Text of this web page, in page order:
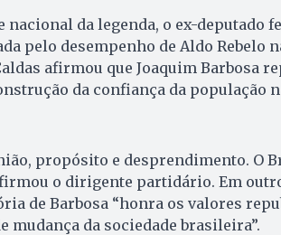
nacional da legenda, o ex-deputado
pelo desempenho de Aldo Rebelo
afirmou que Joaquim Barbosa
da confiança da população
propósito e desprendimento. O
o dirigente partidário. Em
de Barbosa “honra os valores
mudança da sociedade brasileira”.